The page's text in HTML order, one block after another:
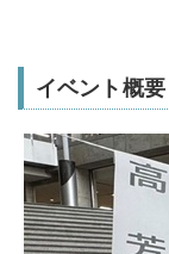
イベント概要